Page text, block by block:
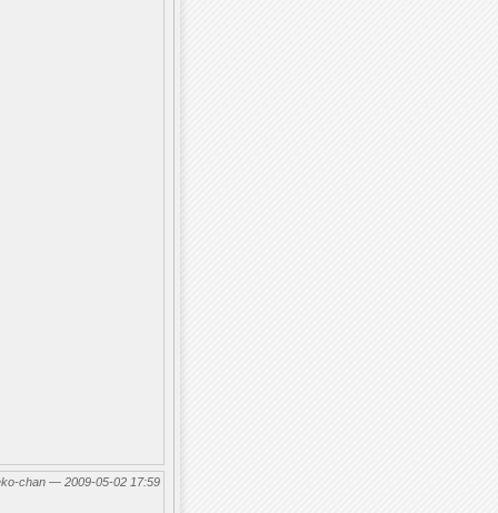
chan — 2009-05-02 17:59